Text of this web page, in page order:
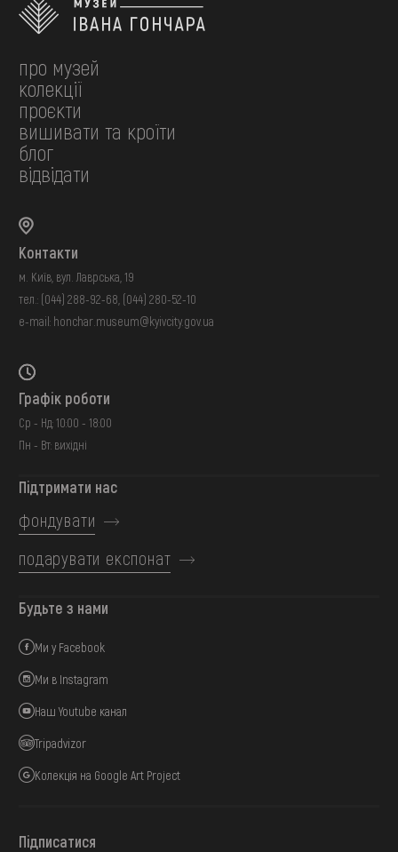
про музей
колекції
проєкти
вишивати та кроїти
блог
відвідати
Контакти
м. Київ, вул. Лаврська, 19
тел.: (044) 288-92-68 (044) 280-52-10
e-mail: honchar.museum@kyivcity.gov.ua
Графік роботи
Ср - Нд: 10:00 - 18:00
Пн - Вт: вихідні
Підтримати нас
фондувати
подарувати експонат
Будьте з нами
Ми у Facebook
Ми в Instagram
Наш Youtube канал
Tripadvizor
Колекція на Google Art Project
Підписатися